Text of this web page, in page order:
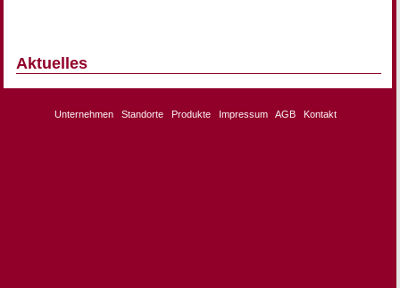
Aktuelles
Unternehmen Standorte Produkte Impressum AGB Kontakt